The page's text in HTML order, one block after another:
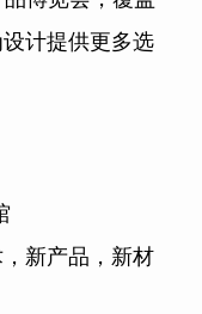
计提供更多选
新产品，新材